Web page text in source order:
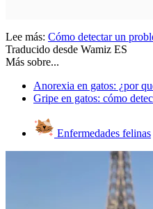
Lee más: Cómo detectar un
Traducido desde Wamiz ES
Más sobre...
Anorexia en gatos: ¿por
Gripe en gatos: cómo
Enfermedades felinas